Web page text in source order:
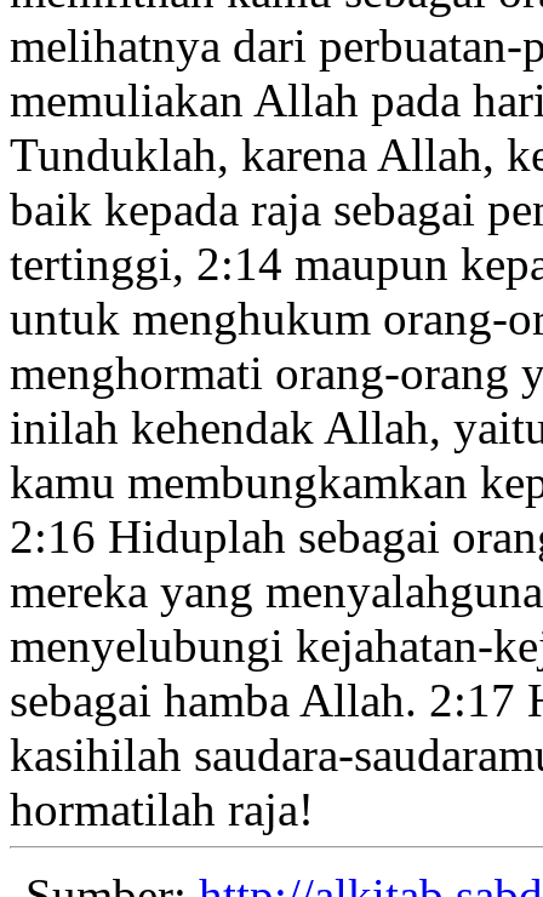
melihatnya dari perbuatan-
memuliakan Allah pada
Tunduklah, karena Allah,
baik kepada raja sebagai
tertinggi, 2:14 maupun
untuk menghukum orang-
menghormati orang-orang
inilah kehendak Allah,
kamu membungkamkan
2:16 Hiduplah sebagai
mereka yang
menyelubungi kejahatan-
sebagai hamba Allah. 2:17
kasihilah saudara-
hormatilah raja!